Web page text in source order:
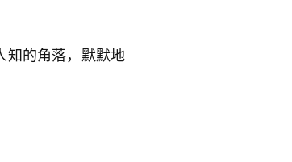
知的角落，默默地